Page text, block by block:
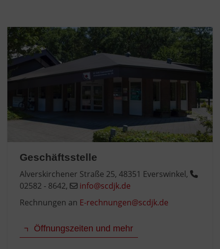
Geschäftsstelle
Alverskirchener Straße 25, 48351 Everswinkel,
02582 - 8642,
info@scdjk.de
Rechnungen an E-rechnungen@scdjk.de
Öffnungszeiten und mehr